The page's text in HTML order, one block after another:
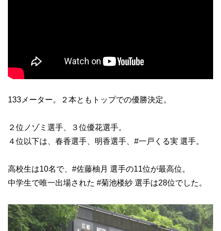
133メーター。２本ともトップでの優勝決定。
２位ノゾミ選手、３位優花選手。
４位以下は、春香選手、明香選手、#一戸くる実 選手。
高校生は10名で、#佐藤柚月 選手の11位が最高位。
中学生で唯一出場された #菊池楼紗 選手は28位でした。